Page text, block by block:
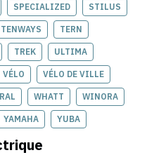
SPECIALIZED STILUS
TENWAYS TERN
TREK ULTIMA
VÉLO VÉLO DE VILLE
WHATT WINORA
YAMAHA YUBA